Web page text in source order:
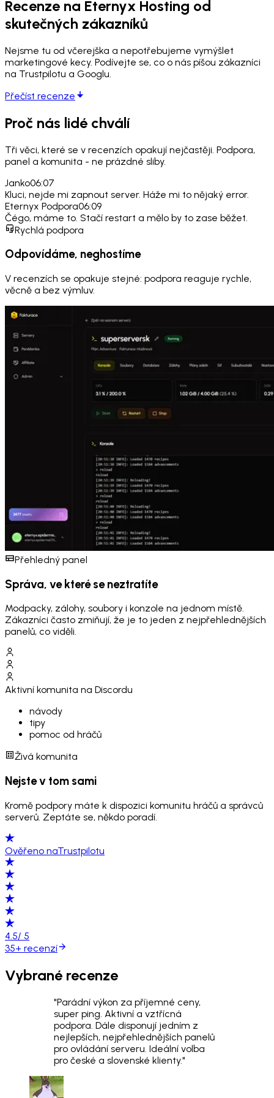
Recenze na Eternyx Hosting od
skutečných zákazníků
Nejsme tu od včerejška a nepotřebujeme vymýšlet
marketingové kecy. Podívejte se, co o nás píšou zákazníci
na Trustpilotu a Googlu.
Přečíst recenze
Proč nás lidé chválí
Tři věci, které se v recenzích opakují nejčastěji. Podpora,
panel a komunita - ne prázdné sliby.
Janko06:07
Kluci, nejde mi zapnout server. Háže mi to nějaký error.
Eternyx Podpora06:09
Čégo, máme to. Stačí restart a mělo by to zase běžet.
Rychlá podpora
Odpovídáme, neghostíme
V recenzích se opakuje stejné: podpora reaguje rychle,
věcně a bez výmluv.
Přehledný panel
Správa, ve které se neztratíte
Modpacky, zálohy, soubory i konzole na jednom místě.
Zákazníci často zmiňují, že je to jeden z nejpřehlednějších
panelů, co viděli.
Aktivní komunita na Discordu
návody
tipy
pomoc od hráčů
Živá komunita
Nejste v tom sami
Kromě podpory máte k dispozici komunitu hráčů a správců
serverů. Zeptáte se, někdo poradí.
Ověřeno naTrustpilotu
4.5/ 5
35+ recenzí
Vybrané recenze
"Parádní výkon za příjemné ceny,
super ping. Aktivní a vztřícná
podpora. Dále disponují jedním z
nejlepších, nejpřehlednějších panelů
pro ovládání serveru. Ideální volba
pro české a slovenské klienty."